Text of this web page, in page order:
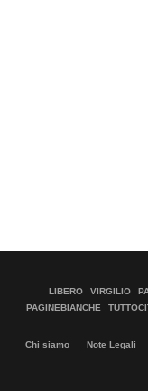
LIBERO VIRGILIO
PAGINEBIANCHE
Chi siamo Note Legali